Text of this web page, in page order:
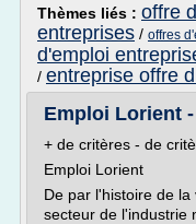
Thèmes liés : offre
entreprises / offres
d'emploi
/ entreprise offre
Emploi Lorient
+ de critères - de
Emploi Lorient
De par l'histoire de
secteur de l'industrie